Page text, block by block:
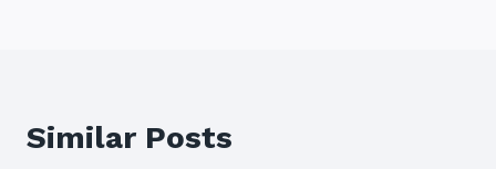
Similar Posts